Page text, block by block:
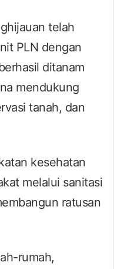
telah
PLN dengan
ditanam
mendukung
tanah, dan
kesehatan
melalui sanitasi
ratusan
rumah,